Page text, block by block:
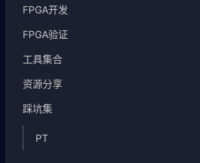
FPGA开发
FPGA验证
工具集合
资源分享
踩坑集
PT